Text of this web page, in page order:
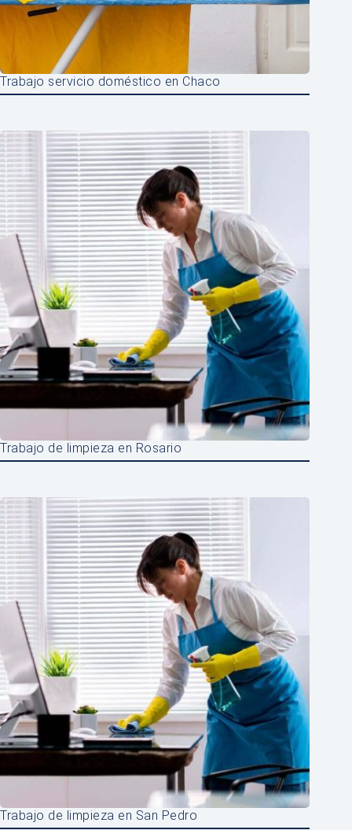
Trabajo servicio doméstico en Chaco
Trabajo de limpieza en Rosario
Trabajo de limpieza en San Pedro